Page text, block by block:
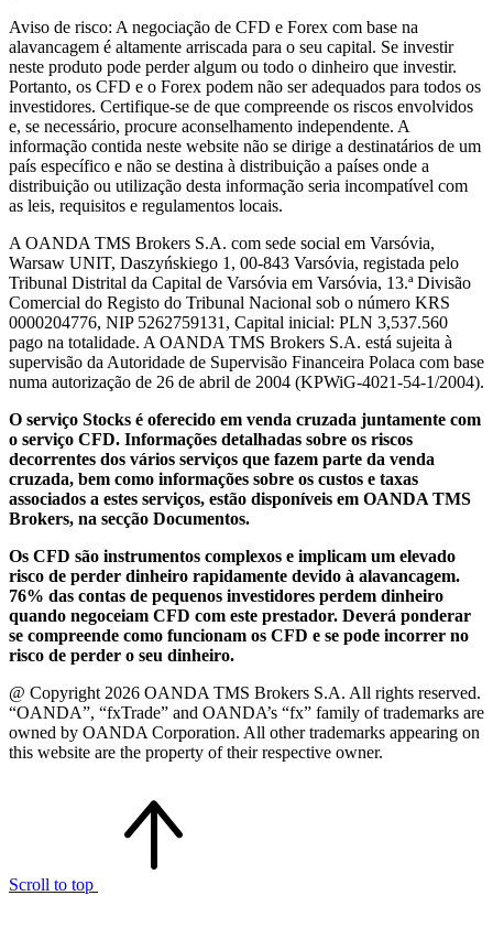
Aviso de risco: A negociação de CFD e Forex com base na
alavancagem é altamente arriscada para o seu capital. Se investir
neste produto pode perder algum ou todo o dinheiro que investir.
Portanto, os CFD e o Forex podem não ser adequados para todos os
investidores. Certifique-se de que compreende os riscos envolvidos
e, se necessário, procure aconselhamento independente. A
informação contida neste website não se dirige a destinatários de um
país específico e não se destina à distribuição a países onde a
distribuição ou utilização desta informação seria incompatível com
as leis, requisitos e regulamentos locais.
A OANDA TMS Brokers S.A. com sede social em Varsóvia,
Warsaw UNIT, Daszyńskiego 1, 00-843 Varsóvia, registada pelo
Tribunal Distrital da Capital de Varsóvia em Varsóvia, 13.ª Divisão
Comercial do Registo do Tribunal Nacional sob o número KRS
0000204776, NIP 5262759131, Capital inicial: PLN 3,537.560
pago na totalidade. A OANDA TMS Brokers S.A. está sujeita à
supervisão da Autoridade de Supervisão Financeira Polaca com base
numa autorização de 26 de abril de 2004 (KPWiG-4021-54-1/2004).
O serviço Stocks é oferecido em venda cruzada juntamente com
o serviço CFD. Informações detalhadas sobre os riscos
decorrentes dos vários serviços que fazem parte da venda
cruzada, bem como informações sobre os custos e taxas
associados a estes serviços, estão disponíveis em OANDA TMS
Brokers, na secção Documentos.
Os CFD são instrumentos complexos e implicam um elevado
risco de perder dinheiro rapidamente devido à alavancagem.
76% das contas de pequenos investidores perdem dinheiro
quando negoceiam CFD com este prestador. Deverá ponderar
se compreende como funcionam os CFD e se pode incorrer no
risco de perder o seu dinheiro.
@ Copyright 2026 OANDA TMS Brokers S.A. All rights reserved.
“OANDA”, “fxTrade” and OANDA’s “fx” family of trademarks are
owned by OANDA Corporation. All other trademarks appearing on
this website are the property of their respective owner.
Scroll to top